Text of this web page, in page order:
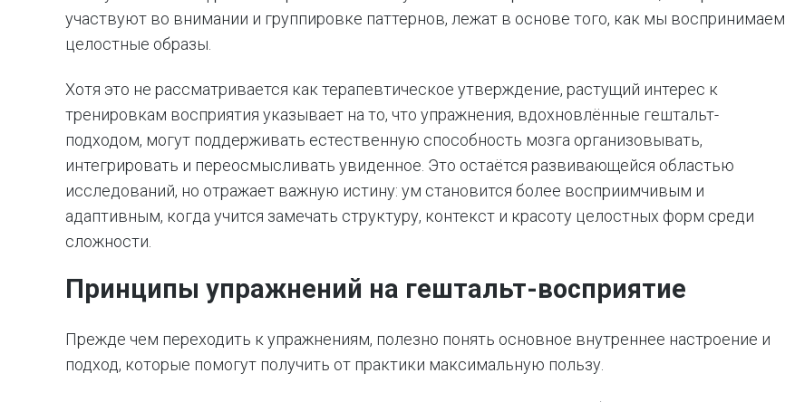
участвуют во внимании и группировке паттернов, лежат в основе того, как мы воспринимаем
целостные образы.
Хотя это не рассматривается как терапевтическое утверждение, растущий интерес к
тренировкам восприятия указывает на то, что упражнения, вдохновлённые гештальт-
подходом, могут поддерживать естественную способность мозга организовывать,
интегрировать и переосмысливать увиденное. Это остаётся развивающейся областью
исследований, но отражает важную истину: ум становится более восприимчивым и
адаптивным, когда учится замечать структуру, контекст и красоту целостных форм среди
сложности.
Принципы упражнений на гештальт-восприятие
Прежде чем переходить к упражнениям, полезно понять основное внутреннее настроение и
подход, которые помогут получить от практики максимальную пользу.